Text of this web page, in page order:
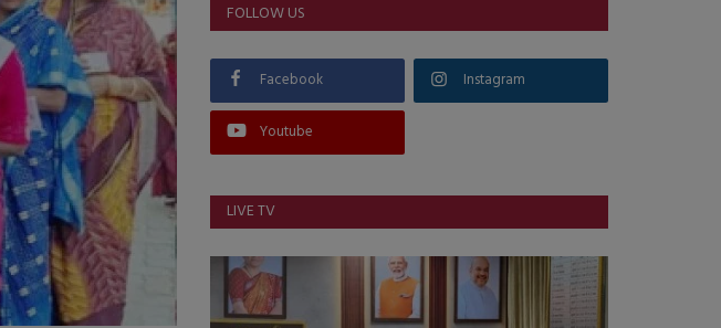
FOLLOW US
Facebook Instagram
Youtube
LIVE TV